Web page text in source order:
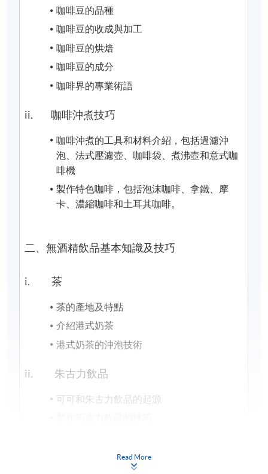
咖啡豆的品種
咖啡豆的收成與加工
咖啡豆的烘焙
咖啡豆的成分
咖啡界的專業術語
ii. 咖啡沖煮技巧
咖啡沖煮的工具和材料介紹，包括過濾沖
泡、法式壓濾壺、咖啡袋、煮沸壺和意式咖
啡機
製作特色咖啡，包括泡沫咖啡、拿鐵、摩
卡、濃縮咖啡和土耳其咖啡。
二、無酒精飲品基本知識及技巧
i. 茶
茶的產地及特點
介紹港式奶茶
港式奶茶的沖泡技術
ii. 朱古力飲品
可可和朱古力飲品的起源
Read More